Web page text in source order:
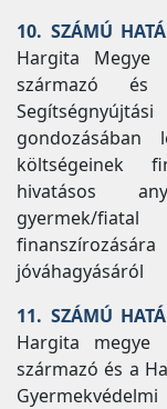
10. SZÁMÚ
Hargita Megye
származó
gondozásában
költségeinek
hivatásos
gyermek/
jóváhagyásáról
11. SZÁMÚ
Hargita megye
származó és a